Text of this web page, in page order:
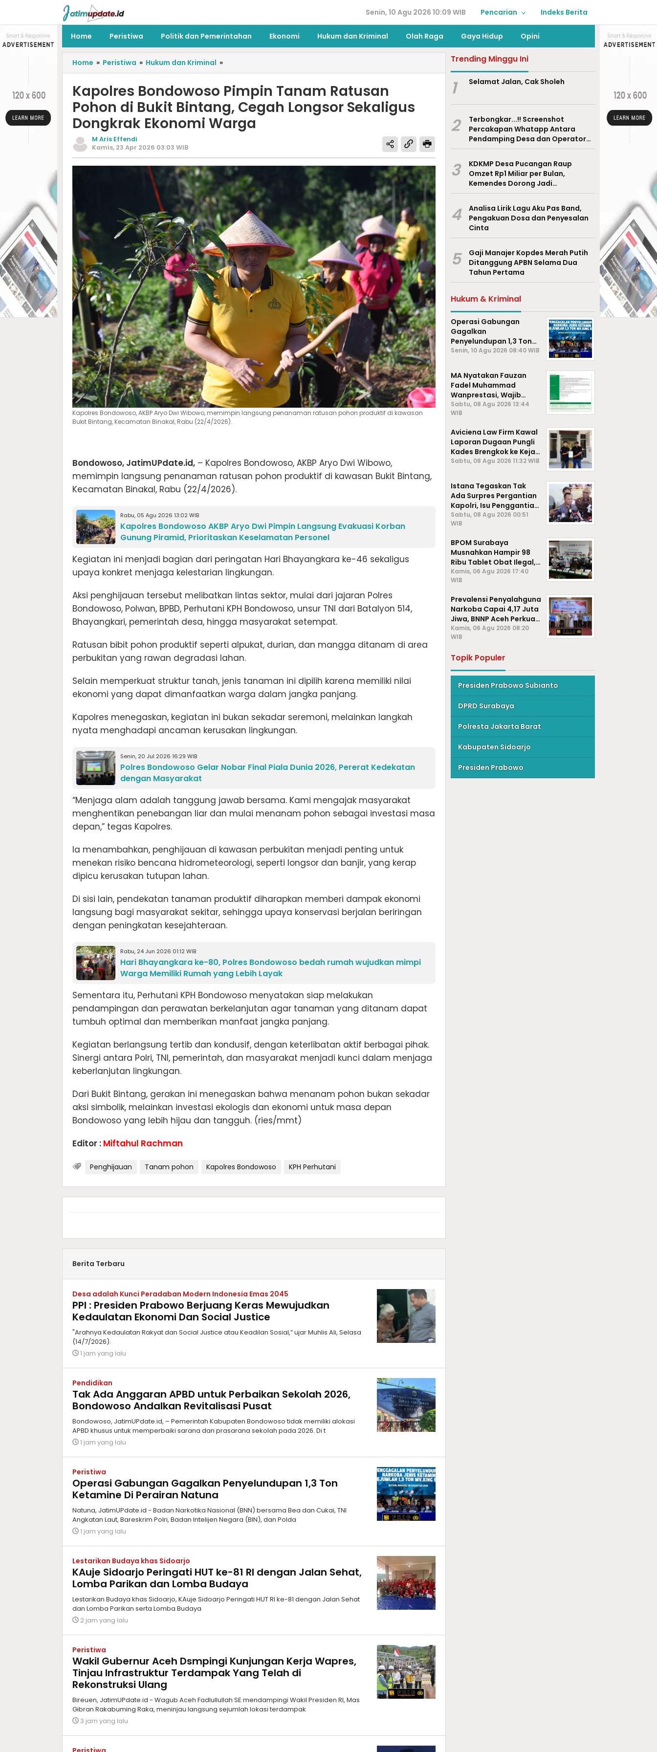
Senin, 10 Agu 2026 10:09 WIB Pencarian Indeks Berita
Home Peristiwa Politik dan Pemerintahan Ekonomi Hukum dan Kriminal Olah Raga Gaya Hidup Opini
Home » Peristiwa » Hukum dan Kriminal »
Kapolres Bondowoso Pimpin Tanam Ratusan
Pohon di Bukit Bintang, Cegah Longsor Sekaligus
Dongkrak Ekonomi Warga
M Aris Effendi
Kamis, 23 Apr 2026 03:03 WIB
Kapolres Bondowoso, AKBP Aryo Dwi Wibowo, memimpin langsung penanaman ratusan pohon produktif di kawasan
Bukit Bintang, Kecamatan Binakal, Rabu (22/4/2026).
Bondowoso, JatimUPdate.id, – Kapolres Bondowoso, AKBP Aryo Dwi Wibowo,
memimpin langsung penanaman ratusan pohon produktif di kawasan Bukit Bintang,
Kecamatan Binakal, Rabu (22/4/2026).
Rabu, 05 Agu 2026 13:02 WIB
Kapolres Bondowoso AKBP Aryo Dwi Pimpin Langsung Evakuasi Korban
Gunung Piramid, Prioritaskan Keselamatan Personel
Kegiatan ini menjadi bagian dari peringatan Hari Bhayangkara ke-46 sekaligus
upaya konkret menjaga kelestarian lingkungan.
Aksi penghijauan tersebut melibatkan lintas sektor, mulai dari jajaran Polres
Bondowoso, Polwan, BPBD, Perhutani KPH Bondowoso, unsur TNI dari Batalyon 514,
Bhayangkari, pemerintah desa, hingga masyarakat setempat.
Ratusan bibit pohon produktif seperti alpukat, durian, dan mangga ditanam di area
perbukitan yang rawan degradasi lahan.
Selain memperkuat struktur tanah, jenis tanaman ini dipilih karena memiliki nilai
ekonomi yang dapat dimanfaatkan warga dalam jangka panjang.
Kapolres menegaskan, kegiatan ini bukan sekadar seremoni, melainkan langkah
nyata menghadapi ancaman kerusakan lingkungan.
Senin, 20 Jul 2026 16:29 WIB
Polres Bondowoso Gelar Nobar Final Piala Dunia 2026, Pererat Kedekatan
dengan Masyarakat
“Menjaga alam adalah tanggung jawab bersama. Kami mengajak masyarakat
menghentikan penebangan liar dan mulai menanam pohon sebagai investasi masa
depan,” tegas Kapolres.
Ia menambahkan, penghijauan di kawasan perbukitan menjadi penting untuk
menekan risiko bencana hidrometeorologi, seperti longsor dan banjir, yang kerap
dipicu kerusakan tutupan lahan.
Di sisi lain, pendekatan tanaman produktif diharapkan memberi dampak ekonomi
langsung bagi masyarakat sekitar, sehingga upaya konservasi berjalan beriringan
dengan peningkatan kesejahteraan.
Rabu, 24 Jun 2026 01:12 WIB
Hari Bhayangkara ke-80, Polres Bondowoso bedah rumah wujudkan mimpi
Warga Memiliki Rumah yang Lebih Layak
Sementara itu, Perhutani KPH Bondowoso menyatakan siap melakukan
pendampingan dan perawatan berkelanjutan agar tanaman yang ditanam dapat
tumbuh optimal dan memberikan manfaat jangka panjang.
Kegiatan berlangsung tertib dan kondusif, dengan keterlibatan aktif berbagai pihak.
Sinergi antara Polri, TNI, pemerintah, dan masyarakat menjadi kunci dalam menjaga
keberlanjutan lingkungan.
Dari Bukit Bintang, gerakan ini menegaskan bahwa menanam pohon bukan sekadar
aksi simbolik, melainkan investasi ekologis dan ekonomi untuk masa depan
Bondowoso yang lebih hijau dan tangguh. (ries/mmt)
Editor : Miftahul Rachman
Penghijauan Tanam pohon Kapolres Bondowoso KPH Perhutani
Berita Terbaru
Desa adalah Kunci Peradaban Modern Indonesia Emas 2045
PPI : Presiden Prabowo Berjuang Keras Mewujudkan
Kedaulatan Ekonomi Dan Social Justice
"Arahnya Kedaulatan Rakyat dan Social Justice atau Keadilan Sosial,” ujar Muhlis Ali, Selasa
(14/7/2026).
1 jam yang lalu
Pendidikan
Tak Ada Anggaran APBD untuk Perbaikan Sekolah 2026,
Bondowoso Andalkan Revitalisasi Pusat
Bondowoso, JatimUPdate.id, – Pemerintah Kabupaten Bondowoso tidak memiliki alokasi
APBD khusus untuk memperbaiki sarana dan prasarana sekolah pada 2026. Di t
1 jam yang lalu
Peristiwa
Operasi Gabungan Gagalkan Penyelundupan 1,3 Ton
Ketamine Di Perairan Natuna
Natuna, JatimUPdate.id - Badan Narkotika Nasional (BNN) bersama Bea dan Cukai, TNI
Angkatan Laut, Bareskrim Polri, Badan Intelijen Negara (BIN), dan Polda
1 jam yang lalu
Lestarikan Budaya khas Sidoarjo
KAuje Sidoarjo Peringati HUT ke-81 RI dengan Jalan Sehat,
Lomba Parikan dan Lomba Budaya
Lestarikan Budaya khas Sidoarjo, KAuje Sidoarjo Peringati HUT RI ke-81 dengan Jalan Sehat
dan Lomba Parikan serta Lomba Budaya
2 jam yang lalu
Peristiwa
Wakil Gubernur Aceh Dsmpingi Kunjungan Kerja Wapres,
Tinjau Infrastruktur Terdampak Yang Telah di
Rekonstruksi Ulang
Bireuen, JatimUPdate.id - Wagub Aceh Fadlullullah SE mendampingi Wakil Presiden RI, Mas
Gibran Rakabuming Raka, meninjau langsung sejumlah lokasi terdampak
3 jam yang lalu
Trending Minggu Ini
1 Selamat Jalan, Cak Sholeh
2
Terbongkar...!! Screenshot
Percakapan Whatapp Antara
Pendamping Desa dan Operator
Desa di tengah malam.
3
KDKMP Desa Pucangan Raup
Omzet Rp1 Miliar per Bulan,
Kemendes Dorong Jadi
Percontohan Nasional
4
Analisa Lirik Lagu Aku Pas Band,
Pengakuan Dosa dan Penyesalan
Cinta
5
Gaji Manajer Kopdes Merah Putih
Ditanggung APBN Selama Dua
Tahun Pertama
Hukum & Kriminal
Operasi Gabungan
Gagalkan
Penyelundupan 1,3 Ton
Ketamine Di Perairan
Senin, 10 Agu 2026 08:40 WIB
MA Nyatakan Fauzan
Fadel Muhammad
Wanprestasi, Wajib
Bayar Rp2,085 Miliar
Sabtu, 08 Agu 2026 13:44
WIB
Aviciena Law Firm Kawal
Laporan Dugaan Pungli
Kades Brengkok ke Kejari
Lamongan
Sabtu, 08 Agu 2026 11:32 WIB
Istana Tegaskan Tak
Ada Surpres Pergantian
Kapolri, Isu Penggantian
Listyo Sigit Dipastikan
Hoaks
Sabtu, 08 Agu 2026 00:51
WIB
BPOM Surabaya
Musnahkan Hampir 98
Ribu Tablet Obat Ilegal,
Cegah Penyalahgunaan
di Kalangan Pelajar
Kamis, 06 Agu 2026 17:40
WIB
Prevalensi Penyalahguna
Narkoba Capai 4,17 Juta
Jiwa, BNNP Aceh Perkuat
P4GN di Subulussalam
Kamis, 06 Agu 2026 08:20
WIB
Topik Populer
Presiden Prabowo Subianto
DPRD Surabaya
Polresta Jakarta Barat
Kabupaten Sidoarjo
Presiden Prabowo